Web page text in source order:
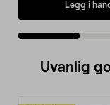
Legg i
Uvanlig